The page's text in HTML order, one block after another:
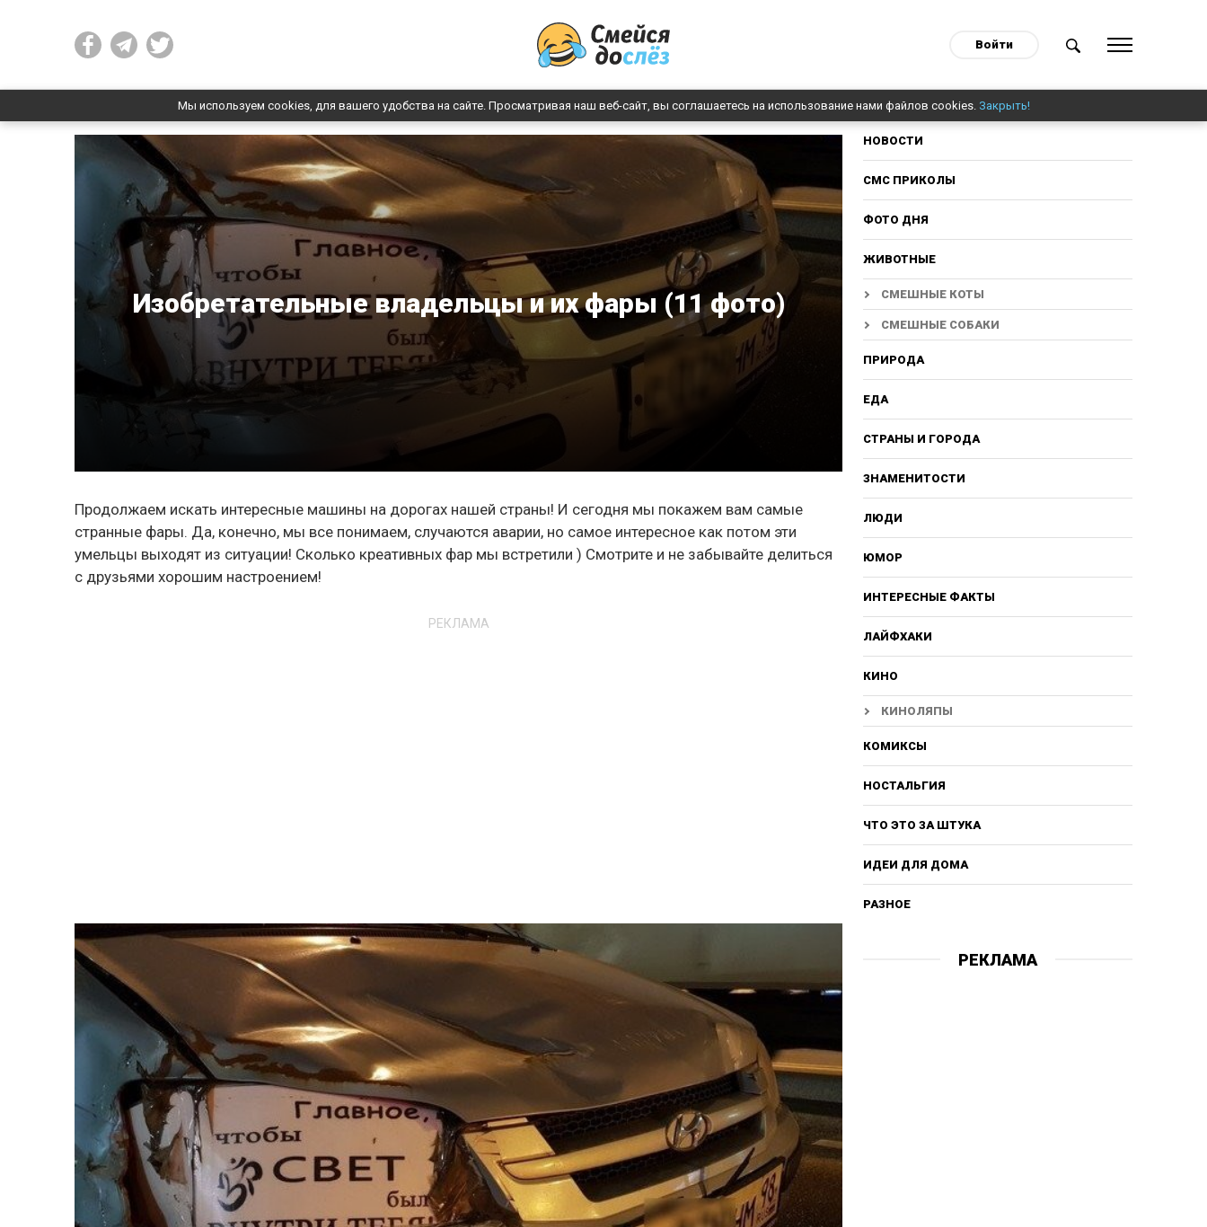
Войти
Мы используем cookies, для вашего удобства на сайте. Просматривая наш веб-сайт, вы соглашаетесь на использование нами файлов cookies. Закрыть!
Изобретательные владельцы и их фары (11 фото)
Продолжаем искать интересные машины на дорогах нашей страны! И сегодня мы покажем вам самые
странные фары. Да, конечно, мы все понимаем, случаются аварии, но самое интересное как потом эти
умельцы выходят из ситуации! Сколько креативных фар мы встретили ) Смотрите и не забывайте делиться
с друзьями хорошим настроением!
РЕКЛАМА
НОВОСТИ
СМС ПРИКОЛЫ
ФОТО ДНЯ
ЖИВОТНЫЕ
СМЕШНЫЕ КОТЫ
СМЕШНЫЕ СОБАКИ
ПРИРОДА
ЕДА
СТРАНЫ И ГОРОДА
ЗНАМЕНИТОСТИ
ЛЮДИ
ЮМОР
ИНТЕРЕСНЫЕ ФАКТЫ
ЛАЙФХАКИ
КИНО
КИНОЛЯПЫ
КОМИКСЫ
НОСТАЛЬГИЯ
ЧТО ЭТО ЗА ШТУКА
ИДЕИ ДЛЯ ДОМА
РАЗНОЕ
РЕКЛАМА